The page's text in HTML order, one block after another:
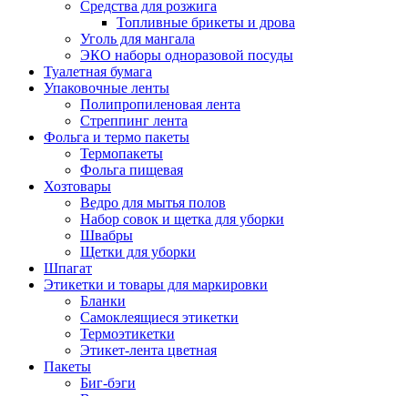
Средства для розжига
Топливные брикеты и дрова
Уголь для мангала
ЭКО наборы одноразовой посуды
Туалетная бумага
Упаковочные ленты
Полипропиленовая лента
Стреппинг лента
Фольга и термо пакеты
Термопакеты
Фольга пищевая
Хозтовары
Ведро для мытья полов
Набор совок и щетка для уборки
Швабры
Щетки для уборки
Шпагат
Этикетки и товары для маркировки
Бланки
Самоклеящиеся этикетки
Термоэтикетки
Этикет-лента цветная
Пакеты
Биг-бэги